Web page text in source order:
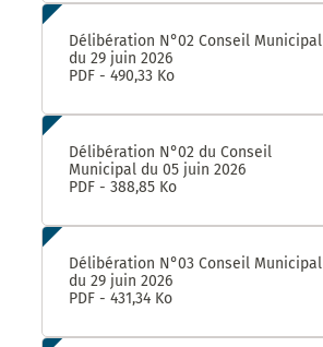
Délibération N°02 Conseil Municipal
du 29 juin 2026
PDF - 490,33 Ko
Délibération N°02 du Conseil
Municipal du 05 juin 2026
PDF - 388,85 Ko
Délibération N°03 Conseil Municipal
du 29 juin 2026
PDF - 431,34 Ko